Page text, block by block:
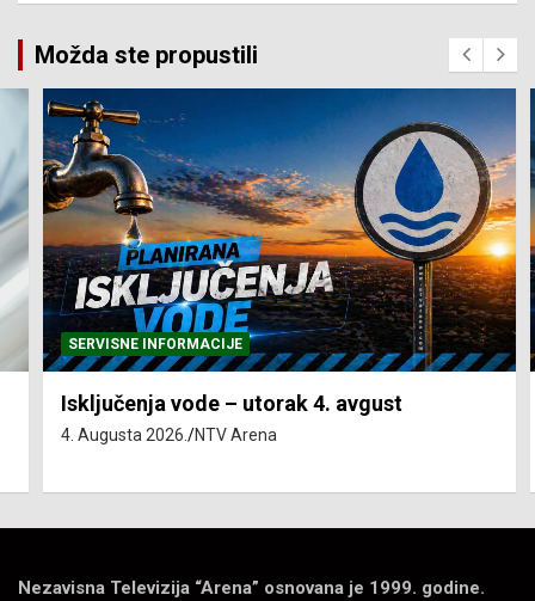
Možda ste propustili
SERVISNE INFORMACIJE
Isključenja vode – utorak 4. avgust
4. Augusta 2026. NTV Arena
Nezavisna Televizija “Arena” osnovana je 1999. godine.